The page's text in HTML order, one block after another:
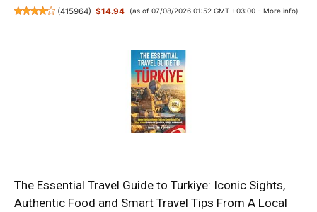
(415964) $14.94 (as of 07/08/2026 01:52 GMT +03:00 - More info)
The Essential Travel Guide to Turkiye: Iconic Sights,
Authentic Food and Smart Travel Tips From A Local